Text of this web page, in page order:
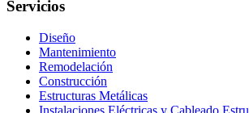
Servicios
Diseño
Mantenimiento
Remodelación
Construcción
Estructuras Metálicas
Instalaciones Eléctricas y Cableado